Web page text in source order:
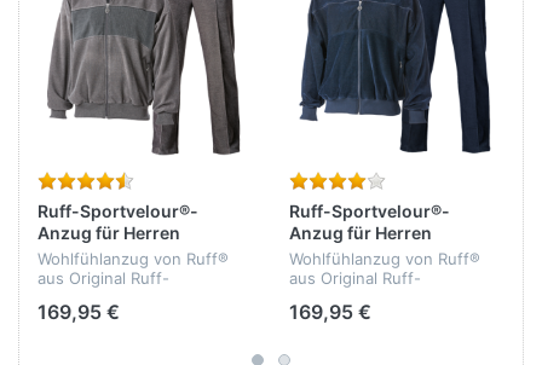
Ruff-Sportvelour®-
Anzug für Herren
Wohlfühlanzug von Ruff®
aus Original Ruff-
formbeständig -
169,95 €
Ruff-Sportvelour®-
Anzug für Herren
Wohlfühlanzug von Ruff®
aus Original Ruff-
formbeständig -
temperaturausgleichend -
169,95 €